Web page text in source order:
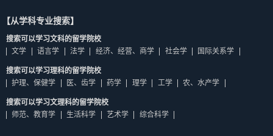
【从学科专业搜索】
搜索可以学习文科的留学院校
文学
语言学 法学 经济、经营、商学 社会学 国际关系学
搜索可以学习理科的留学院校
护理、保健学
医、齿学 药学 理学 工学 农、水产学
搜索可以学习文理科的留学院校
师范、教育学
生活科学 艺术学 综合科学